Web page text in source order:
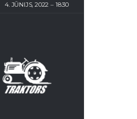
4. JŪNIJS, 2022 18:30